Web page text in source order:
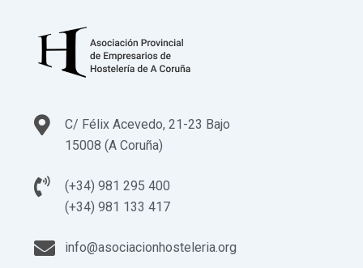
C/ Félix Acevedo, 21-23 Bajo
15008 (A Coruña)
(+34) 981 295 400
(+34) 981 133 417
info@asociacionhosteleria.org